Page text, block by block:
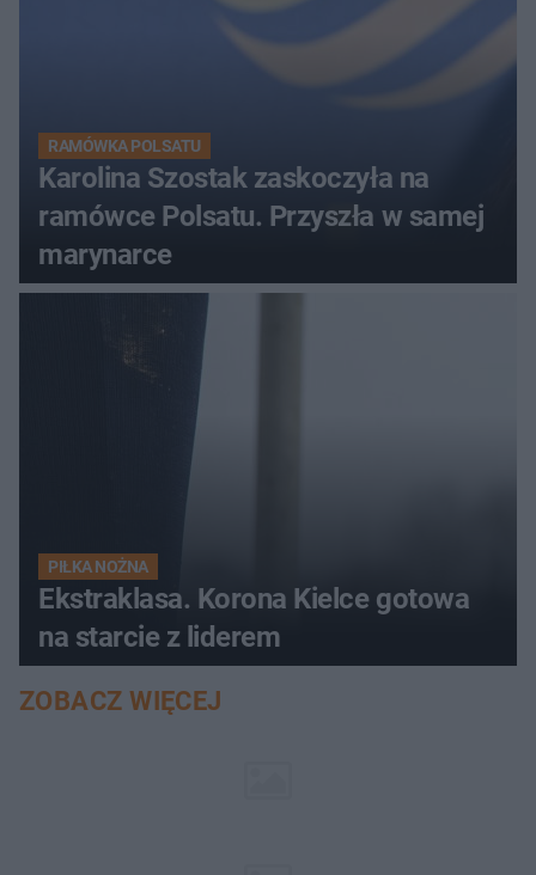
RAMÓWKA POLSATU
Karolina Szostak zaskoczyła na
ramówce Polsatu. Przyszła w samej
marynarce
PIŁKA NOŻNA
Ekstraklasa. Korona Kielce gotowa
na starcie z liderem
ZOBACZ WIĘCEJ